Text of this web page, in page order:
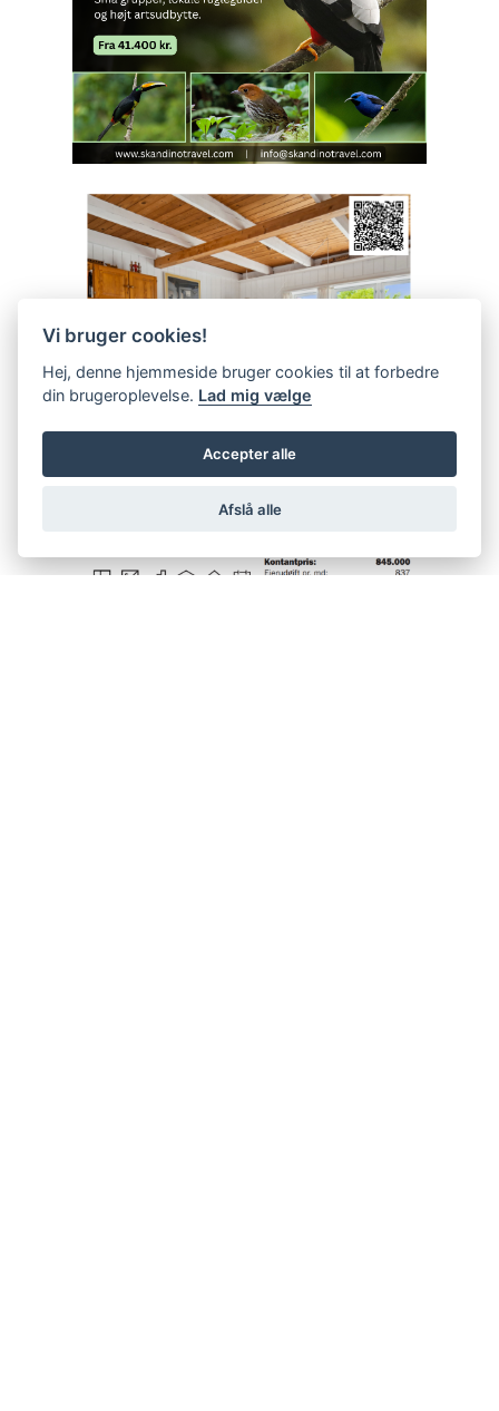
Vi bruger cookies!
Hej, denne hjemmeside bruger cookies til at forbedre
din brugeroplevelse. Lad mig vælge
Accepter alle
Afslå alle